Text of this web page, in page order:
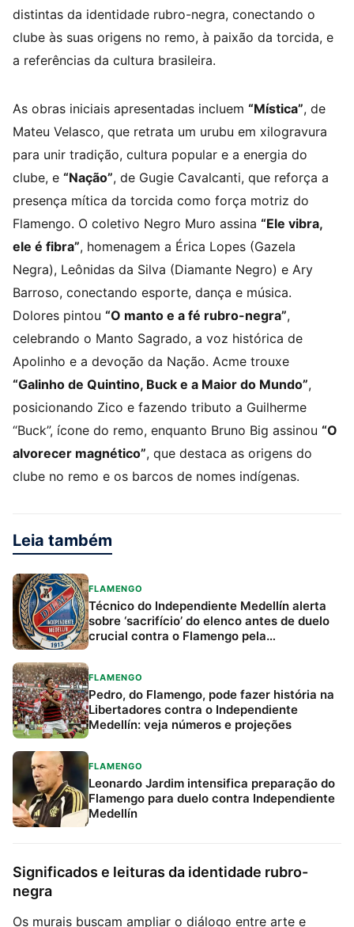
distintas da identidade rubro-negra, conectando o
clube às suas origens no remo, à paixão da torcida, e
a referências da cultura brasileira.
As obras iniciais apresentadas incluem “Mística”, de
Mateu Velasco, que retrata um urubu em xilogravura
para unir tradição, cultura popular e a energia do
clube, e “Nação”, de Gugie Cavalcanti, que reforça a
presença mítica da torcida como força motriz do
Flamengo. O coletivo Negro Muro assina “Ele vibra,
ele é fibra”, homenagem a Érica Lopes (Gazela
Negra), Leônidas da Silva (Diamante Negro) e Ary
Barroso, conectando esporte, dança e música.
Dolores pintou “O manto e a fé rubro-negra”,
celebrando o Manto Sagrado, a voz histórica de
Apolinho e a devoção da Nação. Acme trouxe
“Galinho de Quintino, Buck e a Maior do Mundo”,
posicionando Zico e fazendo tributo a Guilherme
“Buck”, ícone do remo, enquanto Bruno Big assinou “O
alvorecer magnético”, que destaca as origens do
clube no remo e os barcos de nomes indígenas.
Leia também
FLAMENGO
Técnico do Independiente Medellín alerta
sobre ‘sacrifício’ do elenco antes de duelo
crucial contra o Flamengo pela
FLAMENGO
Pedro, do Flamengo, pode fazer história na
Libertadores contra o Independiente
Medellín: veja números e projeções
FLAMENGO
Leonardo Jardim intensifica preparação do
Flamengo para duelo contra Independiente
Medellín
Significados e leituras da identidade rubro-
negra
Os murais buscam ampliar o diálogo entre arte e